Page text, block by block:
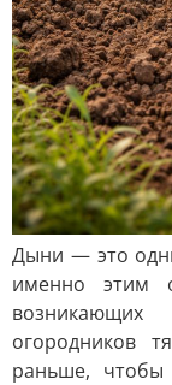
Дыни — это
именно этим
огородников
раньше,